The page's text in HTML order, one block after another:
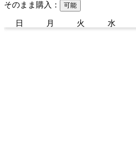
そのまま購入： 可能
日 月 火 水